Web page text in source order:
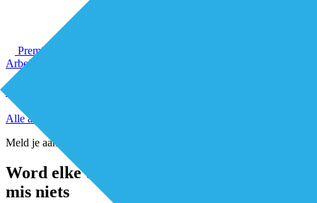
Premium
Arbeidsmarkt & vakmanschap
Alle artikelen
Meld je aan voor de nieuwsbrief
Word elke twee weken geïnspireerd en
mis niets